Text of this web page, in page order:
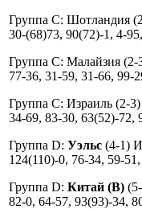
Группа C: Шотландия
30-(68)73, 90(72)-1, 4-
Группа C: Малайзия (2-
77-36, 31-59, 31-66, 99-
Группа C: Израиль (2-3)
34-69, 83-30, 63(52)-72,
Группа D: Уэльс (4-1)
124(110)-0, 76-34, 59-
Группа D: Китай (B)
82-0, 64-57, 93(93)-34,